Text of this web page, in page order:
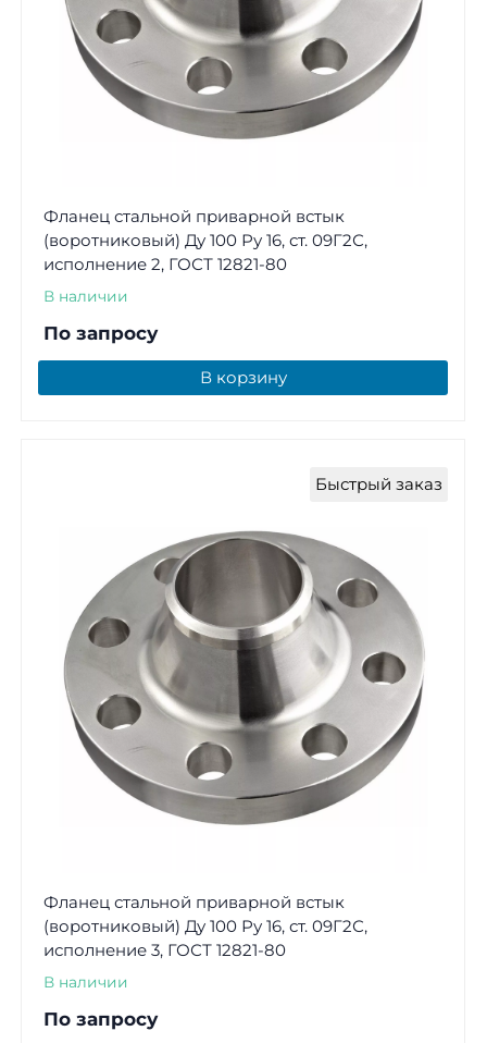
Фланец стальной приварной встык
(воротниковый) Ду 100 Ру 16, ст. 09Г2С,
исполнение 2, ГОСТ 12821-80
В наличии
По запросу
В корзину
Быстрый заказ
Фланец стальной приварной встык
(воротниковый) Ду 100 Ру 16, ст. 09Г2С,
исполнение 3, ГОСТ 12821-80
В наличии
По запросу